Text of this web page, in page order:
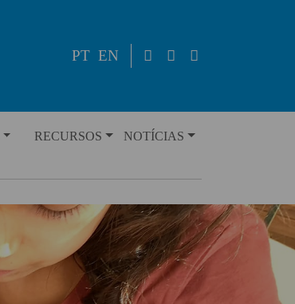
PT EN
RECURSOS NOTÍCIAS